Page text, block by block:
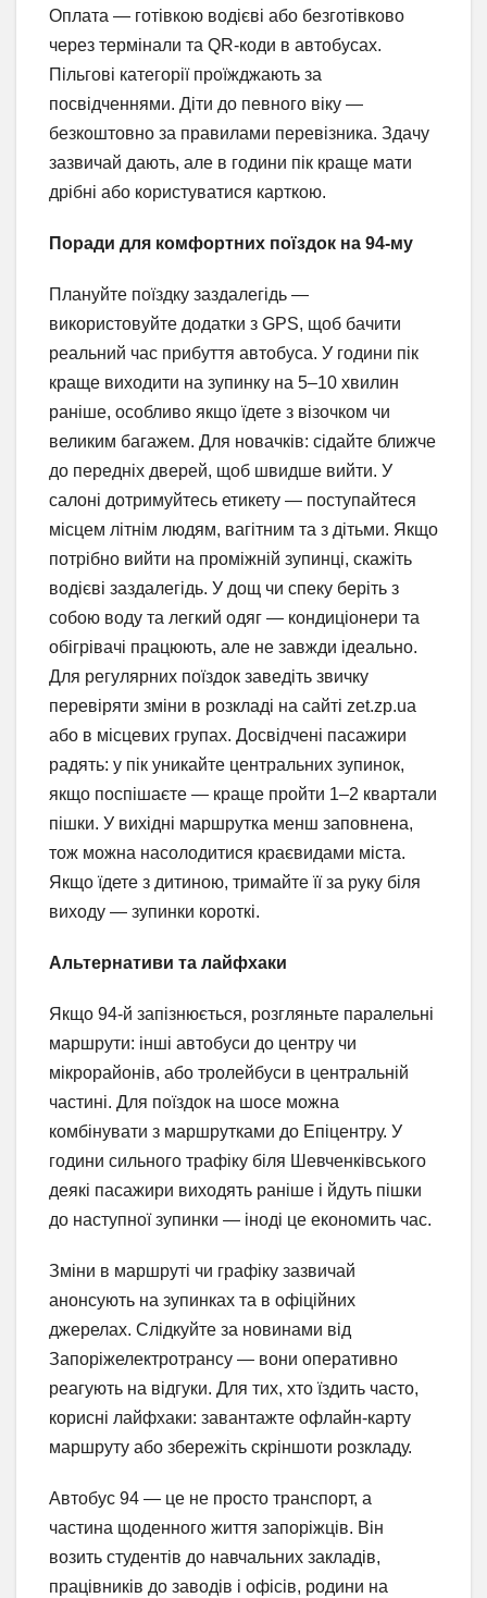
Оплата — готівкою водієві або безготівково
через термінали та QR-коди в автобусах.
Пільгові категорії проїжджають за
посвідченнями. Діти до певного віку —
безкоштовно за правилами перевізника. Здачу
зазвичай дають, але в години пік краще мати
дрібні або користуватися карткою.
Поради для комфортних поїздок на 94-му
Плануйте поїздку заздалегідь —
використовуйте додатки з GPS, щоб бачити
реальний час прибуття автобуса. У години пік
краще виходити на зупинку на 5–10 хвилин
раніше, особливо якщо їдете з візочком чи
великим багажем. Для новачків: сідайте ближче
до передніх дверей, щоб швидше вийти. У
салоні дотримуйтесь етикету — поступайтеся
місцем літнім людям, вагітним та з дітьми. Якщо
потрібно вийти на проміжній зупинці, скажіть
водієві заздалегідь. У дощ чи спеку беріть з
собою воду та легкий одяг — кондиціонери та
обігрівачі працюють, але не завжди ідеально.
Для регулярних поїздок заведіть звичку
перевіряти зміни в розкладі на сайті zet.zp.ua
або в місцевих групах. Досвідчені пасажири
радять: у пік уникайте центральних зупинок,
якщо поспішаєте — краще пройти 1–2 квартали
пішки. У вихідні маршрутка менш заповнена,
тож можна насолодитися краєвидами міста.
Якщо їдете з дитиною, тримайте її за руку біля
виходу — зупинки короткі.
Альтернативи та лайфхаки
Якщо 94-й запізнюється, розгляньте паралельні
маршрути: інші автобуси до центру чи
мікрорайонів, або тролейбуси в центральній
частині. Для поїздок на шосе можна
комбінувати з маршрутками до Епіцентру. У
години сильного трафіку біля Шевченківського
деякі пасажири виходять раніше і йдуть пішки
до наступної зупинки — іноді це економить час.
Зміни в маршруті чи графіку зазвичай
анонсують на зупинках та в офіційних
джерелах. Слідкуйте за новинами від
Запоріжелектротрансу — вони оперативно
реагують на відгуки. Для тих, хто їздить часто,
корисні лайфхаки: завантажте офлайн-карту
маршруту або збережіть скріншоти розкладу.
Автобус 94 — це не просто транспорт, а
частина щоденного життя запоріжців. Він
возить студентів до навчальних закладів,
працівників до заводів і офісів, родини на